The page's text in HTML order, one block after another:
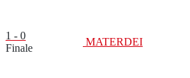
1 - 0
Finale
MATERDEI